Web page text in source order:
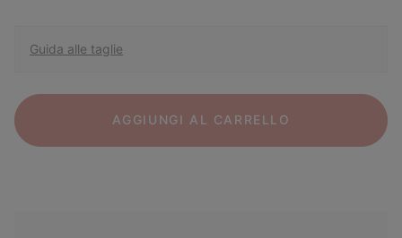
Guida alle taglie
AGGIUNGI AL CARRELLO